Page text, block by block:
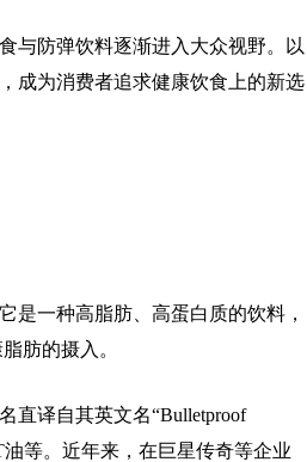
与防弹饮料逐渐进入大众视野。以
成为消费者追求健康饮食上的新选
是一种高脂肪、高蛋白质的饮料，
肪的摄入。
直译自其英文名“Bulletproof
等。近年来，在巨星传奇等企业